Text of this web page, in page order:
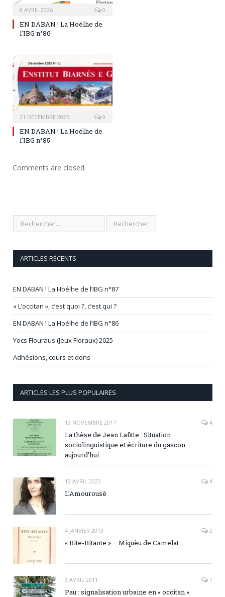
8 AVRIL 2026 0
EN DABAN ! La Hoélhe de
l’IBG n°86
21 DÉCEMBRE 2025 0
EN DABAN ! La Hoélhe de
l’IBG n°85
Comments are closed.
ARTICLES RÉCENTS
EN DABAN ! La Hoélhe de l’IBG n°87
« L’occitan », c’est quoi ?, c’est qui ?
EN DABAN ! La Hoélhe de l’IBG n°86
Yocs Flouraus (Jeux Floraux) 2025
Adhésions, cours et dons
ARTICLES LES PLUS POPULAIRES
13 NOVEMBRE 2017 4
La thèse de Jean Lafitte : Situation
sociolinguistique et écriture du gascon
aujourd’hui
13 AVRIL 2023 4
L’Amourousè
4 JANVIER 2013 2
« Bite-Bitante » – Miquèu de Camelat
9 AVRIL 2011 1
Pau : signalisation urbaine en « occitan ».